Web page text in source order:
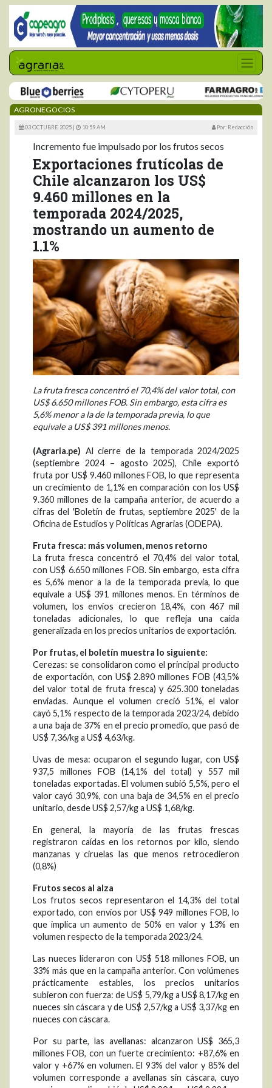
AGRONEGOCIOS
03 OCTUBRE 2025 | 10:59 AM Por: Redacción
Incremento fue impulsado por los frutos secos
Exportaciones frutícolas de
Chile alcanzaron los US$
9.460 millones en la
temporada 2024/2025,
mostrando un aumento de
1.1%
La fruta fresca concentró el 70,4% del valor total, con
US$ 6.650 millones FOB. Sin embargo, esta cifra es
5,6% menor a la de la temporada previa, lo que
equivale a US$ 391 millones menos.
(Agraria.pe) Al cierre de la temporada 2024/2025
(septiembre 2024 – agosto 2025), Chile exportó
fruta por US$ 9.460 millones FOB, lo que representa
un crecimiento de 1,1% en comparación con los US$
9.360 millones de la campaña anterior, de acuerdo a
cifras del 'Boletín de frutas, septiembre 2025' de la
Oficina de Estudios y Políticas Agrarias (ODEPA).
Fruta fresca: más volumen, menos retorno
La fruta fresca concentró el 70,4% del valor total,
con US$ 6.650 millones FOB. Sin embargo, esta cifra
es 5,6% menor a la de la temporada previa, lo que
equivale a US$ 391 millones menos. En términos de
volumen, los envíos crecieron 18,4%, con 467 mil
toneladas adicionales, lo que refleja una caída
generalizada en los precios unitarios de exportación.
Por frutas, el boletín muestra lo siguiente:
Cerezas: se consolidaron como el principal producto
de exportación, con US$ 2.890 millones FOB (43,5%
del valor total de fruta fresca) y 625.300 toneladas
enviadas. Aunque el volumen creció 51%, el valor
cayó 5,1% respecto de la temporada 2023/24, debido
a una baja de 37% en el precio promedio, que pasó de
US$ 7,36/kg a US$ 4,63/kg.
Uvas de mesa: ocuparon el segundo lugar, con US$
937,5 millones FOB (14,1% del total) y 557 mil
toneladas exportadas. El volumen subió 5,5%, pero el
valor cayó 30,9%, con una baja de 34,5% en el precio
unitario, desde US$ 2,57/kg a US$ 1,68/kg.
En general, la mayoría de las frutas frescas
registraron caídas en los retornos por kilo, siendo
manzanas y ciruelas las que menos retrocedieron
(0,8%)
Frutos secos al alza
Los frutos secos representaron el 14,3% del total
exportado, con envíos por US$ 949 millones FOB, lo
que implica un aumento de 50% en valor y 13% en
volumen respecto de la temporada 2023/24.
Las nueces lideraron con US$ 518 millones FOB, un
33% más que en la campaña anterior. Con volúmenes
prácticamente estables, los precios unitarios
subieron con fuerza: de US$ 5,79/kg a US$ 8,17/kg en
nueces sin cáscara y de US$ 2,57/kg a US$ 3,37/kg en
nueces con cáscara.
Por su parte, las avellanas: alcanzaron US$ 365,3
millones FOB, con un fuerte crecimiento: +87,6% en
valor y +67% en volumen. El 93% del valor y 85% del
volumen corresponde a avellanas sin cáscara, cuyo